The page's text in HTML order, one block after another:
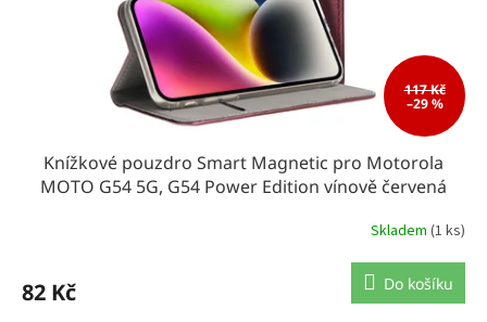
117 Kč
–29 %
Knížkové pouzdro Smart Magnetic pro Motorola
MOTO G54 5G, G54 Power Edition vínově červená
Skladem (1 ks)
82 Kč Do košíku